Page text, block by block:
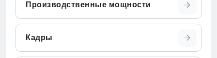
Производственные мощности
Кадры